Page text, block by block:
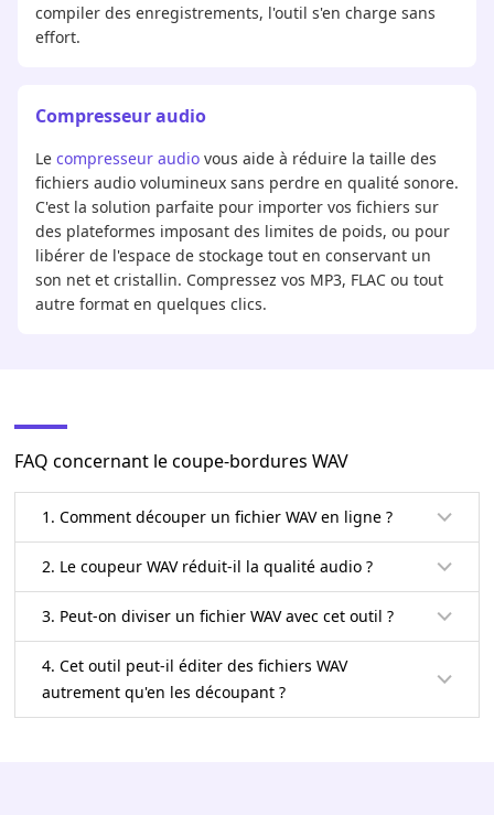
compiler des enregistrements, l'outil s'en charge sans
effort.
Compresseur audio
Le compresseur audio vous aide à réduire la taille des
fichiers audio volumineux sans perdre en qualité sonore.
C'est la solution parfaite pour importer vos fichiers sur
des plateformes imposant des limites de poids, ou pour
libérer de l'espace de stockage tout en conservant un
son net et cristallin. Compressez vos MP3, FLAC ou tout
autre format en quelques clics.
FAQ concernant le coupe-bordures WAV
1. Comment découper un fichier WAV en ligne ?
2. Le coupeur WAV réduit-il la qualité audio ?
3. Peut-on diviser un fichier WAV avec cet outil ?
4. Cet outil peut-il éditer des fichiers WAV
autrement qu'en les découpant ?